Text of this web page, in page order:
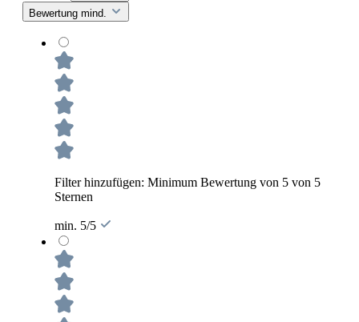
Bewertung mind.
Filter hinzufügen: Minimum Bewertung von 5 von 5
Sternen
min. 5/5